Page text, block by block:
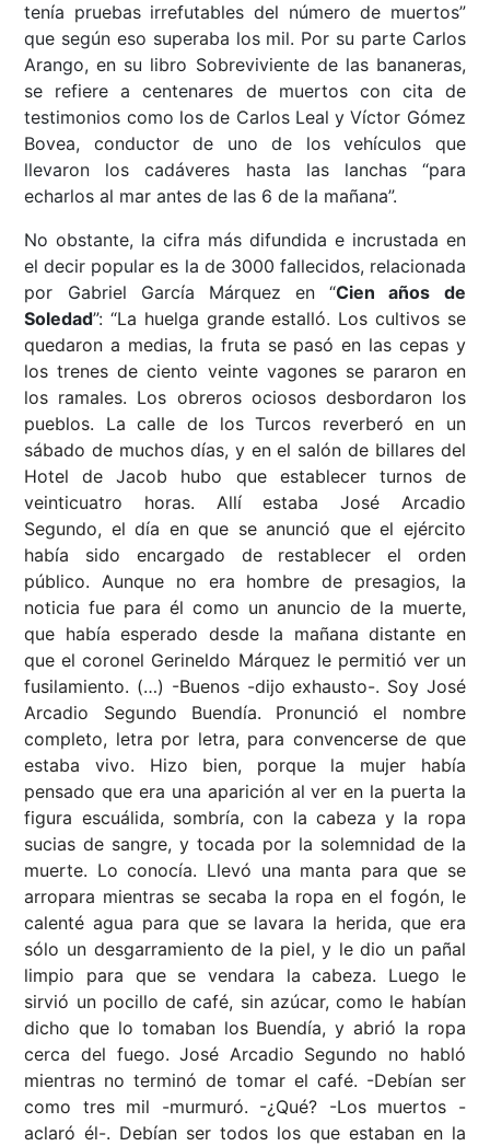
tenía pruebas irrefutables del número de muertos”
que según eso superaba los mil. Por su parte Carlos
Arango, en su libro Sobreviviente de las bananeras,
se refiere a centenares de muertos con cita de
testimonios como los de Carlos Leal y Víctor Gómez
Bovea, conductor de uno de los vehículos que
llevaron los cadáveres hasta las lanchas “para
echarlos al mar antes de las 6 de la mañana”.
No obstante, la cifra más difundida e incrustada en
el decir popular es la de 3000 fallecidos, relacionada
por Gabriel García Márquez en “Cien años de
Soledad”: “La huelga grande estalló. Los cultivos se
quedaron a medias, la fruta se pasó en las cepas y
los trenes de ciento veinte vagones se pararon en
los ramales. Los obreros ociosos desbordaron los
pueblos. La calle de los Turcos reverberó en un
sábado de muchos días, y en el salón de billares del
Hotel de Jacob hubo que establecer turnos de
veinticuatro horas. Allí estaba José Arcadio
Segundo, el día en que se anunció que el ejército
había sido encargado de restablecer el orden
público. Aunque no era hombre de presagios, la
noticia fue para él como un anuncio de la muerte,
que había esperado desde la mañana distante en
que el coronel Gerineldo Márquez le permitió ver un
fusilamiento. (…) -Buenos -dijo exhausto-. Soy José
Arcadio Segundo Buendía. Pronunció el nombre
completo, letra por letra, para convencerse de que
estaba vivo. Hizo bien, porque la mujer había
pensado que era una aparición al ver en la puerta la
figura escuálida, sombría, con la cabeza y la ropa
sucias de sangre, y tocada por la solemnidad de la
muerte. Lo conocía. Llevó una manta para que se
arropara mientras se secaba la ropa en el fogón, le
calenté agua para que se lavara la herida, que era
sólo un desgarramiento de la piel, y le dio un pañal
limpio para que se vendara la cabeza. Luego le
sirvió un pocillo de café, sin azúcar, como le habían
dicho que lo tomaban los Buendía, y abrió la ropa
cerca del fuego. José Arcadio Segundo no habló
mientras no terminó de tomar el café. -Debían ser
como tres mil -murmuró. -¿Qué? -Los muertos -
aclaró él-. Debían ser todos los que estaban en la